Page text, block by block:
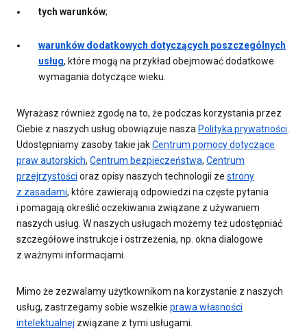
tych warunków;
warunków dodatkowych dotyczących poszczególnych
usług, które mogą na przykład obejmować dodatkowe
wymagania dotyczące wieku.
Wyrażasz również zgodę na to, że podczas korzystania przez
Ciebie z naszych usług obowiązuje nasza Polityka prywatności
Udostępniamy zasoby takie jakCentrum pomocy dotyczące
praw autorskich, Centrum bezpieczeństwa, Centrum
przejrzystości oraz opisy naszych technologii ze strony
z zasadami, które zawierają odpowiedzi na częste pytania
i pomagają określić oczekiwania związane z używaniem
naszych usług. W naszych usługach możemy też udostępniać
szczegółowe instrukcje i ostrzeżenia, np. okna dialogowe
z ważnymi informacjami.
Mimo że zezwalamy użytkownikom na korzystanie z naszych
usług, zastrzegamy sobie wszelkie prawa własności
intelektualnej związane z tymi usługami.